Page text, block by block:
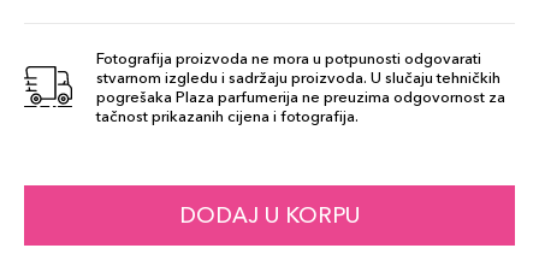
Fotografija proizvoda ne mora u potpunosti odgovarati
stvarnom izgledu i sadržaju proizvoda. U slučaju tehničkih
pogrešaka Plaza parfumerija ne preuzima odgovornost za
tačnost prikazanih cijena i fotografija.
DODAJ U KORPU